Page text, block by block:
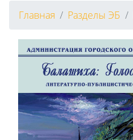
Главная Разделы ЭБ